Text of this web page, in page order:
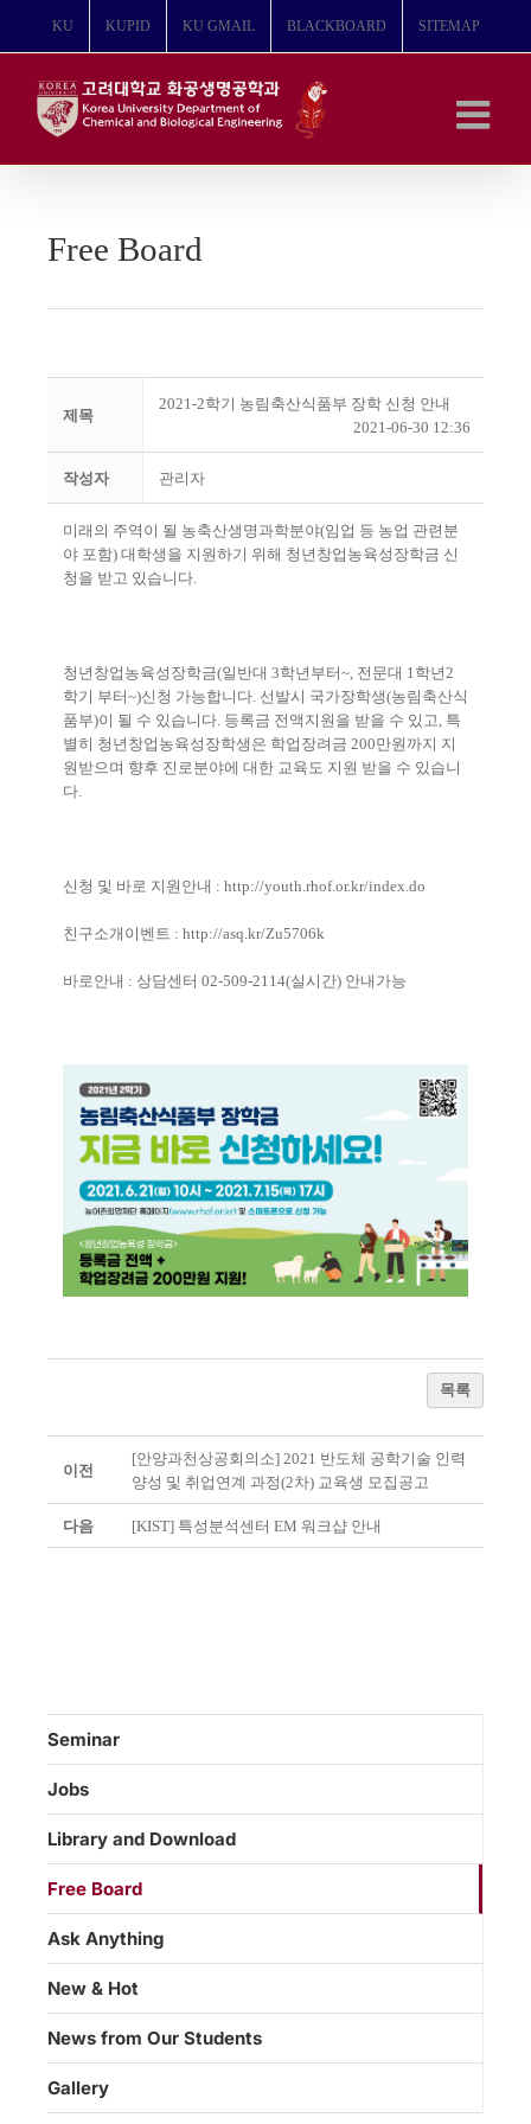
뛰
KU KUPID KU GMAIL BLACKBOARD SITEMAP
Free Board
제목
2021-2학기 농림축산식품부 장학 신청 안내
2021-06-30 12:36
작성자 관리자
미래의 주역이 될 농축산생명과학분야(임업 등 농업 관련분
야 포함) 대학생을 지원하기 위해 청년창업농육성장학금 신
청을 받고 있습니다.
청년창업농육성장학금(일반대 3학년부터~, 전문대 1학년2
학기 부터~)신청 가능합니다. 선발시 국가장학생(농림축산식
품부)이 될 수 있습니다. 등록금 전액지원을 받을 수 있고, 특
별히 청년창업농육성장학생은 학업장려금 200만원까지 지
원받으며 향후 진로분야에 대한 교육도 지원 받을 수 있습니
다.
신청 및 바로 지원안내 : http://youth.rhof.or.kr/index.do
친구소개이벤트 : http://asq.kr/Zu5706k
바로안내 : 상담센터 02-509-2114(실시간) 안내가능
목록
이전
[안양과천상공회의소] 2021 반도체 공학기술 인력
양성 및 취업연계 과정(2차) 교육생 모집공고
다음 [KIST] 특성분석센터 EM 워크샵 안내
Seminar
Jobs
Library and Download
Free Board
Ask Anything
New & Hot
News from Our Students
Gallery